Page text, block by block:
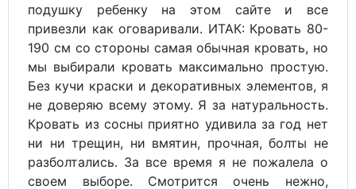
подушку ребенку на этом сайте и все
привезли как оговаривали. ИТАК: Кровать 80-
190 см со стороны самая обычная кровать, но
мы выбирали кровать максимально простую.
Без кучи краски и декоративных элементов, я
не доверяю всему этому. Я за натуральность.
Кровать из сосны приятно удивила за год нет
ни ни трещин, ни вмятин, прочная, болты не
разболтались. За все время я не пожалела о
своем выборе. Смотрится очень нежно,